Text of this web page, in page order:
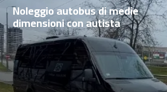
Noleggio autobus di medie
dimensioni con autista